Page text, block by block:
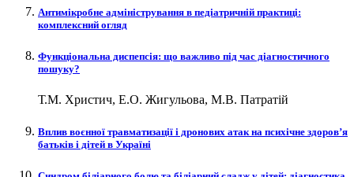
Антимікробне адміністрування в педіатричній практиці:
комплексний огляд
Функціональна диспепсія: що важливо під час діагностичного
пошуку?
Т.М. Христич, Е.О. Жигульова, М.В. Патратій
Вплив воєнної травматизації і дронових атак на психічне здоров’я
батьків і дітей в Україні